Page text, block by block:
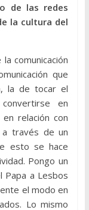
de las redes
la cultura del
comunicación
que
la de tocar el
en
relación con
a través de un
esto se hace
Pongo un
Papa a Lesbos
el modo en
Lo mismo